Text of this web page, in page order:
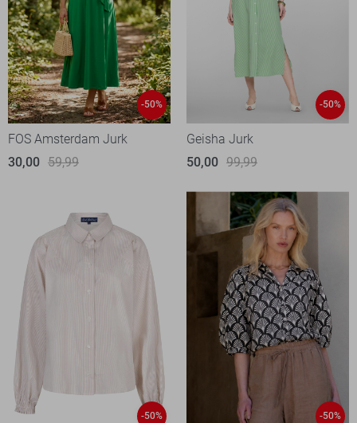
-50%
FOS Amsterdam Jurk
30,00 59,99
-50%
Geisha Jurk
50,00 99,99
-50% -50%